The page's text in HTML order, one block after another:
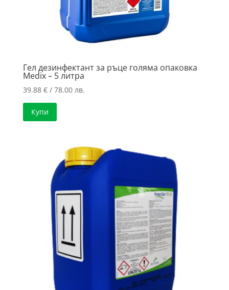
Гел дезинфектант за ръце голяма опаковка
Medix – 5 литра
39.88 €/ 78.00 лв.
Купи